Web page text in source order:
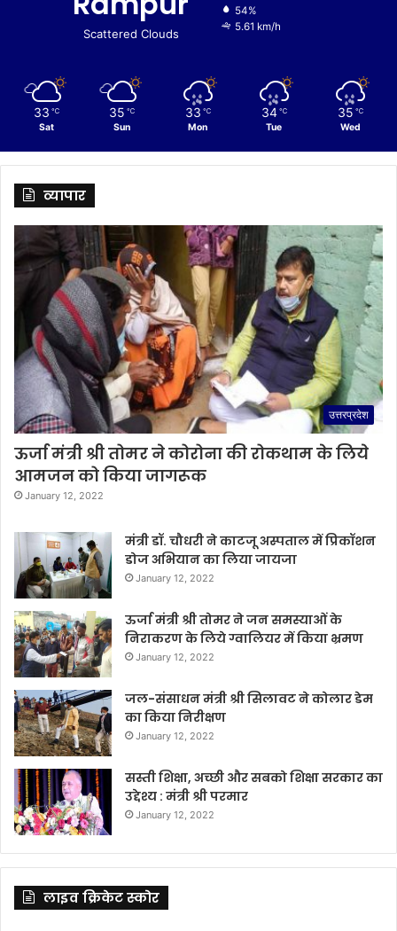
Scattered Clouds
54%
5.61 km/h
33 ℃
Sat
35 ℃
Sun
33 ℃
Mon
34 ℃
Tue
35 ℃
Wed
व्यापार
उत्तरप्रदेश
ऊर्जा मंत्री श्री तोमर ने कोरोना की रोकथाम के लिये
आमजन को किया जागरूक
January 12, 2022
मंत्री डॉ. चौधरी ने काटजू अस्पताल में प्रिकॉशन
डोज अभियान का लिया जायजा
January 12, 2022
ऊर्जा मंत्री श्री तोमर ने जन समस्याओं के
निराकरण के लिये ग्वालियर में किया भ्रमण
January 12, 2022
जल-संसाधन मंत्री श्री सिलावट ने कोलार डेम
का किया निरीक्षण
January 12, 2022
सस्ती शिक्षा, अच्छी और सबको शिक्षा सरकार का
उद्देश्य : मंत्री श्री परमार
January 12, 2022
लाइव क्रिकेट स्कोर